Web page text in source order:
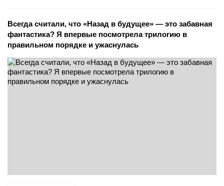
Всегда считали, что «Назад в будущее» — это забавная
фантастика? Я впервые посмотрела трилогию в
правильном порядке и ужаснулась